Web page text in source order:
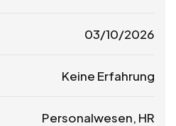
03/10/2026
Keine Erfahrung
Personalwesen, HR